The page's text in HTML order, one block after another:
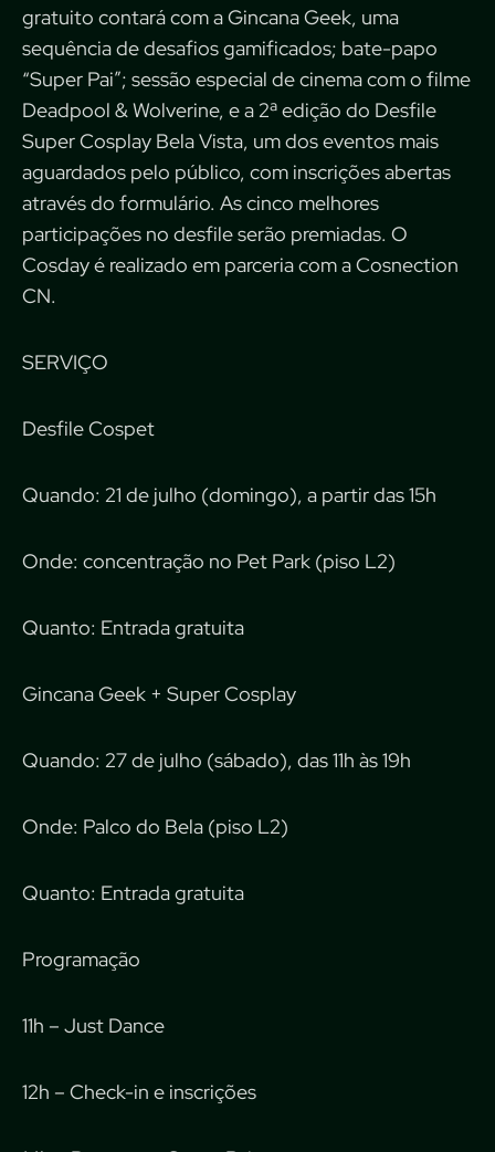
gratuito contará com a Gincana Geek, uma
sequência de desafios gamificados; bate-papo
“Super Pai”; sessão especial de cinema com o filme
Deadpool & Wolverine, e a 2ª edição do Desfile
Super Cosplay Bela Vista, um dos eventos mais
aguardados pelo público, com inscrições abertas
através do formulário. As cinco melhores
participações no desfile serão premiadas. O
Cosday é realizado em parceria com a Cosnection
CN.
SERVIÇO
Desfile Cospet
Quando: 21 de julho (domingo), a partir das 15h
Onde: concentração no Pet Park (piso L2)
Quanto: Entrada gratuita
Gincana Geek + Super Cosplay
Quando: 27 de julho (sábado), das 11h às 19h
Onde: Palco do Bela (piso L2)
Quanto: Entrada gratuita
Programação
11h – Just Dance
12h – Check-in e inscrições